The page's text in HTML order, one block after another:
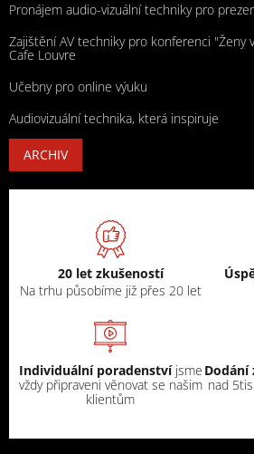
Pronájem audio-vizuální techniky pro
Zajištění AV techniky pro konferenci "Ženy
Cafe Louvre
Učebny pro online výuku
Audiovizuální technika, která inspiruje
ARCHIV
20 let zkušeností
Na trhu působíme již přes 20 let
Individuální poradenstvíjsme
vždy připraveni věnovat se našim
klientům
Dodání
nad